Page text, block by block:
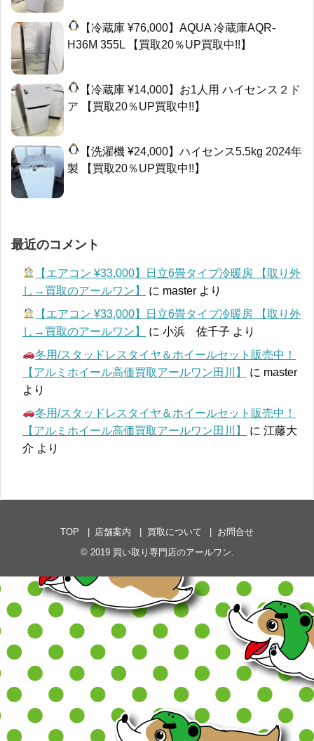
【冷蔵庫 ¥76,000】AQUA 冷蔵庫AQR-
H36M 355L 【買取20％UP買取中!!】
【冷蔵庫 ¥14,000】お1人用 ハイセンス２ド
ア 【買取20％UP買取中!!】
【洗濯機 ¥24,000】ハイセンス5.5kg 2024年
製 【買取20％UP買取中!!】
最近のコメント
【エアコン ¥33,000】日立6畳タイプ冷暖房 【取り外
し→買取のアールワン】
に master より
【エアコン ¥33,000】日立6畳タイプ冷暖房 【取り外
し→買取のアールワン】
に 小浜 佐千子 より
冬用/スタッドレスタイヤ＆ホイールセット販売中！
【アルミホイール高価買取アールワン田川】
に master
より
冬用/スタッドレスタイヤ＆ホイールセット販売中！
【アルミホイール高価買取アールワン田川】
に 江藤大
介 より
TOP 店舗案内 買取について
お問合せ
© 2019 買い取り専門店のアールワン.